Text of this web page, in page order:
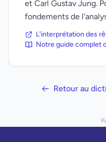
et Carl Gustav Jung.
fondements de
L'interprétation des
Notre guide complet
Retour au